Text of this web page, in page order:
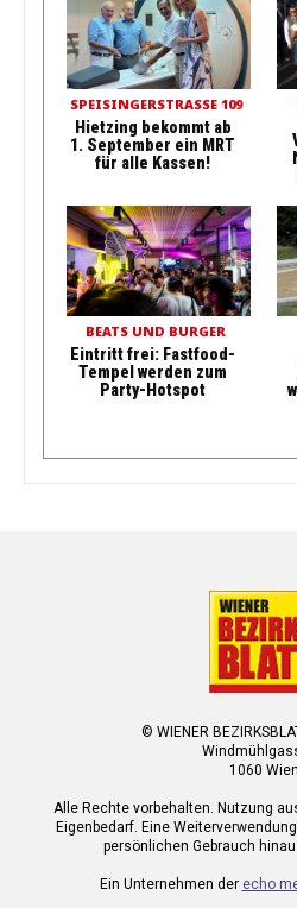
SPEISINGERSTRASSE 109
Hietzing bekommt ab
1. September ein MRT
für alle Kassen!
BEATS UND BURGER
Eintritt frei: Fastfood-
Tempel werden zum
Party-Hotspot
© WIENER
1060 Wien.
Alle Rechte vorbehalten. Nutzung
Eigenbedarf. Eine
persönlichen Gebrauch
Ein Unternehmen der echo